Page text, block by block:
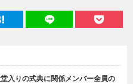
入りの式典に関係メンバー全員の